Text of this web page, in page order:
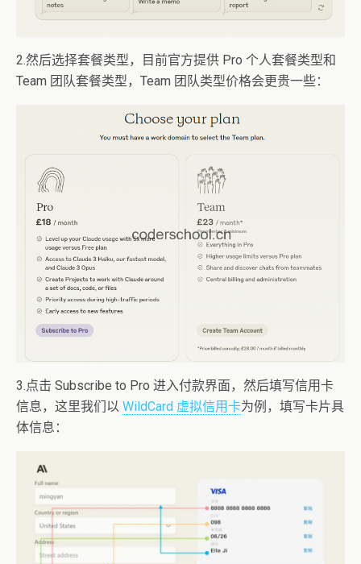
2.然后选择套餐类型，目前官方提供 Pro 个人套餐类型和
Team 团队套餐类型，Team 团队类型价格会更贵一些：
3.点击 Subscribe to Pro 进入付款界面，然后填写信用卡
信息，这里我们以 WildCard 虚拟信用卡为例，填写卡片具
体信息：